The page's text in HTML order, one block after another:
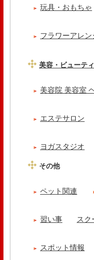
玩具・おもちゃ
フラワーアレン
美容・ビューテ
美容院 美容室
エステサロン
ヨガスタジオ
その他
ペット関連
習い事 スク
スポット情報